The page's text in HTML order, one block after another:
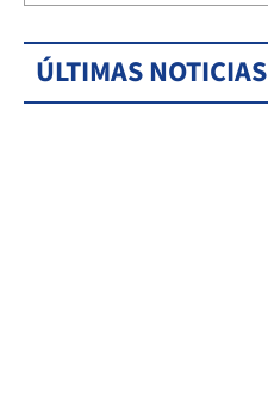
ÚLTIMAS NOTICIAS